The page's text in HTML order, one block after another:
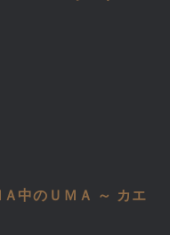
中のＵＭＡ ～ カエ